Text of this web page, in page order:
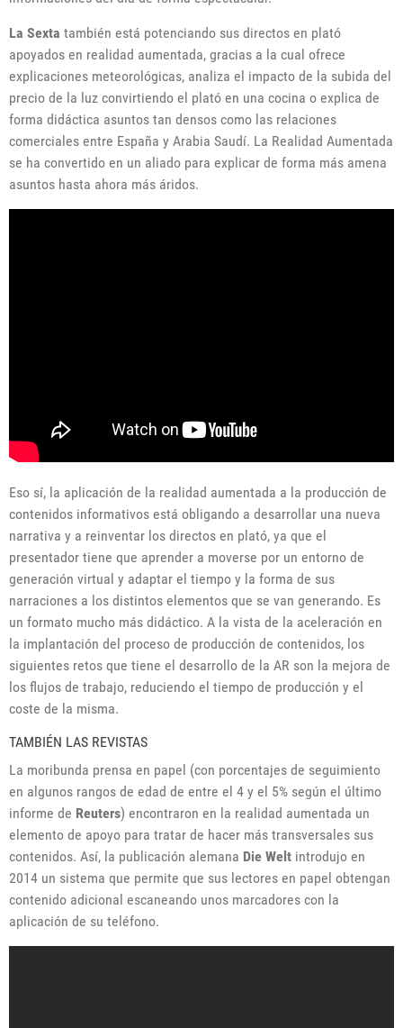
La Sexta también está potenciando sus directos en plató
apoyados en realidad aumentada, gracias a la cual ofrece
explicaciones meteorológicas, analiza el impacto de la subida del
precio de la luz convirtiendo el plató en una cocina o explica de
forma didáctica asuntos tan densos como las relaciones
comerciales entre España y Arabia Saudí. La Realidad Aumentada
se ha convertido en un aliado para explicar de forma más amena
asuntos hasta ahora más áridos.
Eso sí, la aplicación de la realidad aumentada a la producción de
contenidos informativos está obligando a desarrollar una nueva
narrativa y a reinventar los directos en plató, ya que el
presentador tiene que aprender a moverse por un entorno de
generación virtual y adaptar el tiempo y la forma de sus
narraciones a los distintos elementos que se van generando. Es
un formato mucho más didáctico. A la vista de la aceleración en
la implantación del proceso de producción de contenidos, los
siguientes retos que tiene el desarrollo de la AR son la mejora de
los flujos de trabajo, reduciendo el tiempo de producción y el
coste de la misma.
TAMBIÉN LAS REVISTAS
La moribunda prensa en papel (con porcentajes de seguimiento
en algunos rangos de edad de entre el 4 y el 5% según el último
informe de Reuters) encontraron en la realidad aumentada un
elemento de apoyo para tratar de hacer más transversales sus
contenidos. Así, la publicación alemana Die Welt introdujo en
2014 un sistema que permite que sus lectores en papel obtengan
contenido adicional escaneando unos marcadores con la
aplicación de su teléfono.